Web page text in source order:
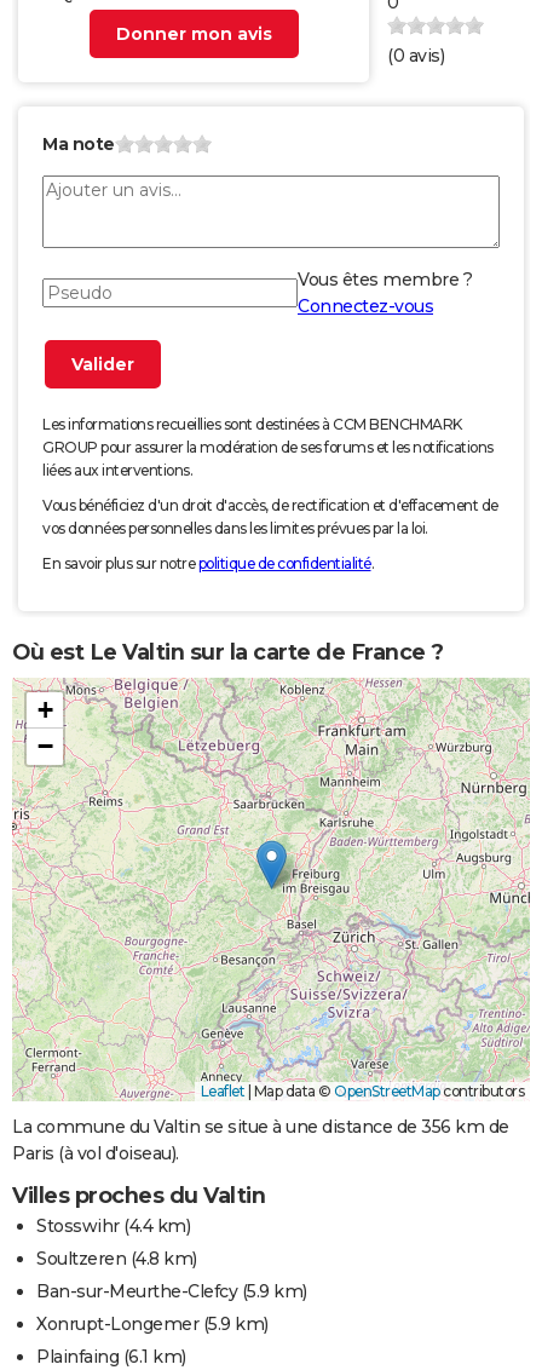
Donner mon avis
(0 avis)
Ma note
Vous êtes membre ?
Connectez-vous
Les informations recueillies sont destinées à CCM BENCHMARK
GROUP pour assurer la modération de ses forums et les notifications
liées aux interventions.
Vous bénéficiez d'un droit d'accès, de rectification et d'effacement de
vos données personnelles dans les limites prévues par la loi.
En savoir plus sur notrepolitique de confidentialité.
Où est Le Valtin sur la carte de France ?
+
−
Leaflet Map data © OpenStreetMapcontributors
La commune du Valtin se situe à une distance de 356 km de
Paris (à vol d'oiseau).
Villes proches du Valtin
Stosswihr(4.4 km)
Soultzeren (4.8 km)
Ban-sur-Meurthe-Clefcy(5.9 km)
Xonrupt-Longemer(5.9 km)
Plainfaing (6.1 km)